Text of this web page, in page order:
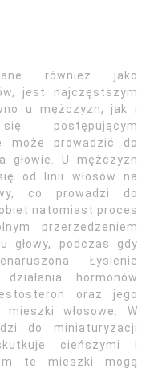
również jako
jest najczęstszym
u mężczyzn, jak i
postępującym
może prowadzić do
głowie. U mężczyzn
od linii włosów na
co prowadzi do
natomiast proces
przerzedzeniem
głowy, podczas gdy
Łysienie
hormonów
oraz jego
włosowe. W
do miniaturyzacji
cieńszymi i
te mieszki mogą